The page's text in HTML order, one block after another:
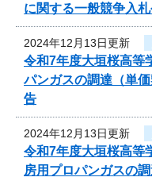
に関する一般競争入
2024年12月13日更新
令和7年度大垣桜高等
パンガスの調達（単
告
2024年12月13日更新
令和7年度大垣桜高等
房用プロパンガスの